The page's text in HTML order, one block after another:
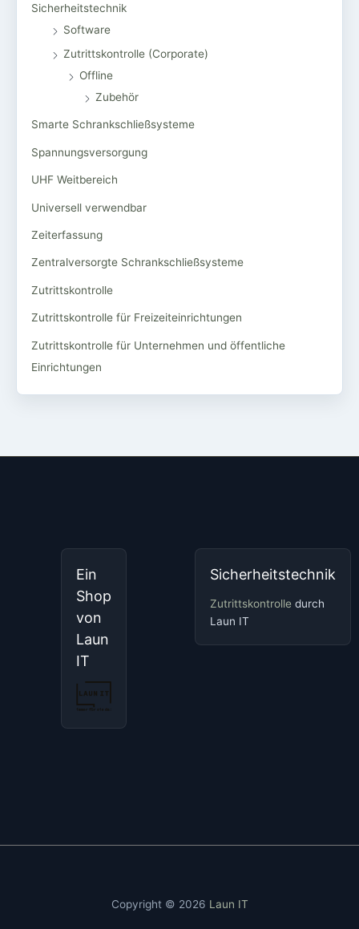
Sicherheitstechnik
Software
Zutrittskontrolle (Corporate)
Offline
Zubehör
Smarte Schrankschließsysteme
Spannungsversorgung
UHF Weitbereich
Universell verwendbar
Zeiterfassung
Zentralversorgte Schrankschließsysteme
Zutrittskontrolle
Zutrittskontrolle für Freizeiteinrichtungen
Zutrittskontrolle für Unternehmen und öffentliche
Einrichtungen
Ein
Shop
von
Laun
IT
Sicherheitstechnik
Zutrittskontrolle durch
Laun IT
Copyright © 2026 Laun IT